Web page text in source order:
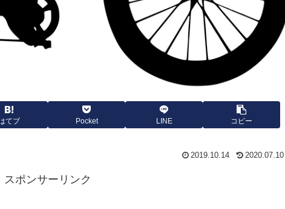
てブ Pocket LINE コピー
2019.10.14 2020.07.10
スポンサーリンク